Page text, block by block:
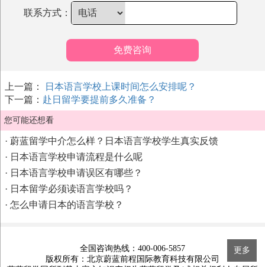
联系方式：
免费咨询
上一篇：
日本语言学校上课时间怎么安排呢？
下一篇： 赴日留学要提前多久准备？
您可能还想看
· 蔚蓝留学中介怎么样？日本语言学校学生真实反馈
· 日本语言学校申请流程是什么呢
· 日本语言学校申请误区有哪些？
· 日本留学必须读语言学校吗？
· 怎么申请日本的语言学校？
更多
全国咨询热线：400-006-5857
版权所有：北京蔚蓝前程国际教育科技有限公司